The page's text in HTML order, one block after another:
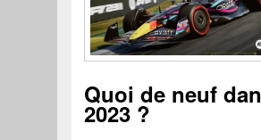
Quoi de neuf
2023 ?